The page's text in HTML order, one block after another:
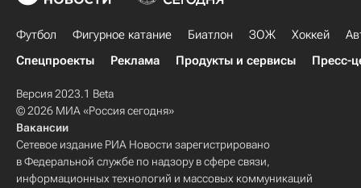
Футбол Фигурное катание Биатлон ЗОЖ Хоккей
Спецпроекты
Реклама Продукты и сервисы Пресс-
Версия 2023.1 Beta
© 2026 МИА «Россия сегодня»
Вакансии
Сетевое издание РИА Новости зарегистрировано
в Федеральной службе по надзору в сфере связи,
информационных технологий и массовых коммуникаций